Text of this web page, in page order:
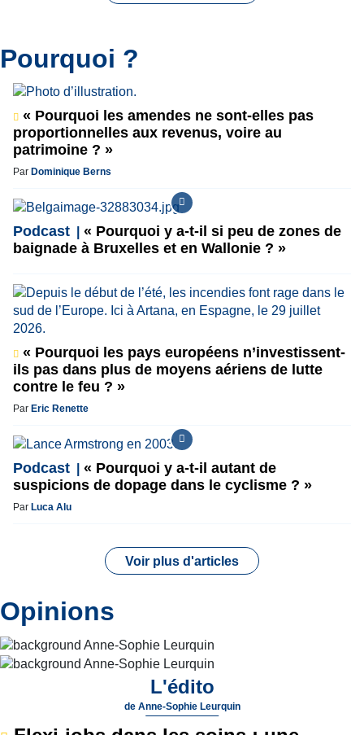
Pourquoi ?
« Pourquoi les amendes ne sont-elles pas
proportionnelles aux revenus, voire au
patrimoine ? »
Par Dominique Berns
Podcast
« Pourquoi y a-t-il si peu de zones de
baignade à Bruxelles et en Wallonie ? »
« Pourquoi les pays européens n’investissent-
ils pas dans plus de moyens aériens de lutte
contre le feu ? »
Par Eric Renette
Podcast
« Pourquoi y a-t-il autant de
suspicions de dopage dans le cyclisme ? »
Par Luca Alu
Voir plus d'articles
Opinions
L'édito
de Anne-Sophie Leurquin